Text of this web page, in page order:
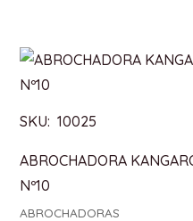
SKU: 10025
ABROCHADORA
Nº10
ABROCHADORAS